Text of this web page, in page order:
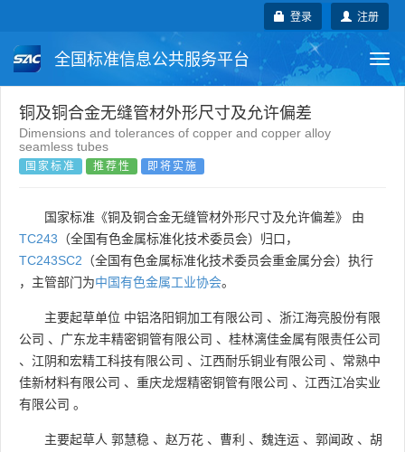
注册
登录
全国标准信息公共服务平台
国家标准 行业标准 地方标准
团体标准
铜及铜合金无缝管材外形尺寸及允许偏差
Dimensions and tolerances of copper and copper alloy
seamless tubes
国家标准 推荐性 即将实施
国家标准《铜及铜合金无缝管材外形尺寸及允许偏差》 由
TC243 （全国有色金属标准化技术委员会）归口，
TC243SC2 （全国有色金属标准化技术委员会重金属分会）执行
，主管部门为中国有色金属工业协会。
主要起草单位 中铝洛阳铜加工有限公司 、 浙江海亮股份有限
公司 、 广东龙丰精密铜管有限公司 、 桂林漓佳金属有限责任公司
、 江阴和宏精工科技有限公司 、 江西耐乐铜业有限公司 、 常熟中
佳新材料有限公司 、 重庆龙煜精密铜管有限公司 、 江西江冶实业
有限公司 。
主要起草人 郭慧稳 、 赵万花 、 曹利 、 魏连运 、 郭闻政 、 胡